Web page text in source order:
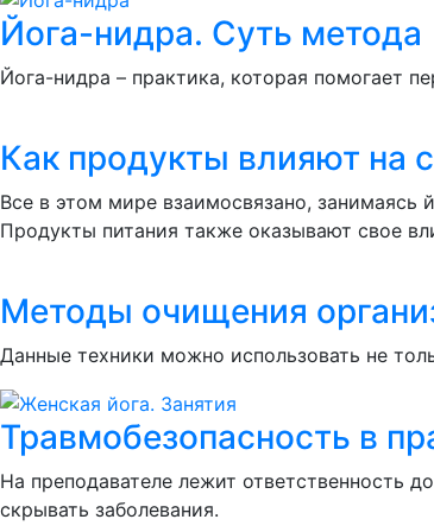
Йога-нидра. Суть метода
Йога-нидра – практика, которая помогает
Как продукты влияют на
Все в этом мире взаимосвязано, занимаясь
Продукты питания также оказывают свое
Методы очищения
Данные техники можно использовать не
Травмобезопасность в
На преподавателе лежит ответственность
скрывать заболевания.